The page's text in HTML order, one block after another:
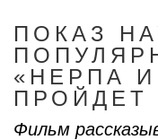
ПОКАЗ
«НЕРПА
ПРОЙДЕТ
Фильм